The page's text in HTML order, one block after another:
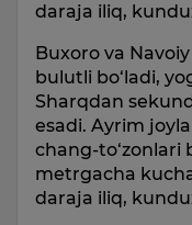
daraja iliq,
Buxoro va
bulutli bo‘ladi,
Sharqdan
esadi. Ayrim
chang-to‘zonlari
metrgacha
daraja iliq,